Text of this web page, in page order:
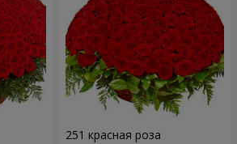
251 красная роза